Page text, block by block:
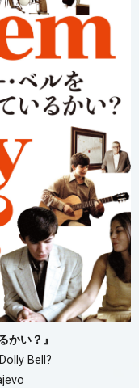
かい？』
Bell?